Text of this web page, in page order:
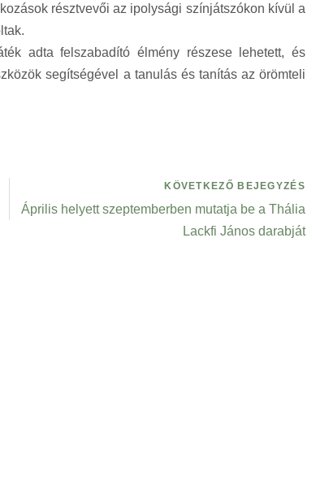
résztvevői az ipolysági színjátszókon kívül a
adta felszabadító élmény részese lehetett, és
segítségével a tanulás és tanítás az örömteli
KÖVETKEZŐ BEJEGYZÉS
Április helyett szeptemberben mutatja be a Thália
Lackfi János darabját